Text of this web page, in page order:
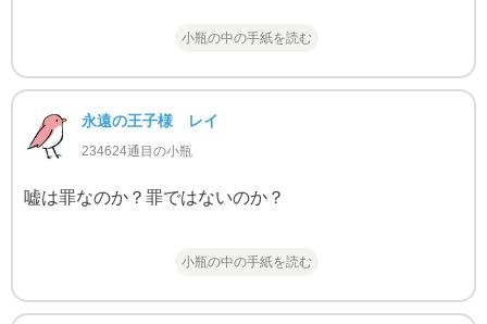
小瓶の中の手紙を読む
永遠の王子様 レイ
234624通目の小瓶
嘘は罪なのか？罪ではないのか？
小瓶の中の手紙を読む